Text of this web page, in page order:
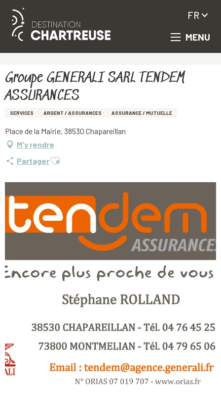
Aller
principal
MENU
FR
Groupe GENERALI SARL TENDEM
ASSURANCES
SERVICES ARGENT / ASSURANCES ASSURANCE / MUTUELLE
Place de la Mairie, 38530 Chapareillan
M'y rendre
PartagerAjouter aux favoris